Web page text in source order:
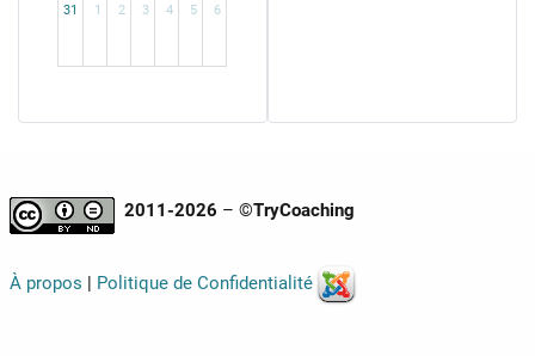
31 1 2 3 4 5 6
2011-2026 – ©TryCoaching
À propos Politique de Confidentialité